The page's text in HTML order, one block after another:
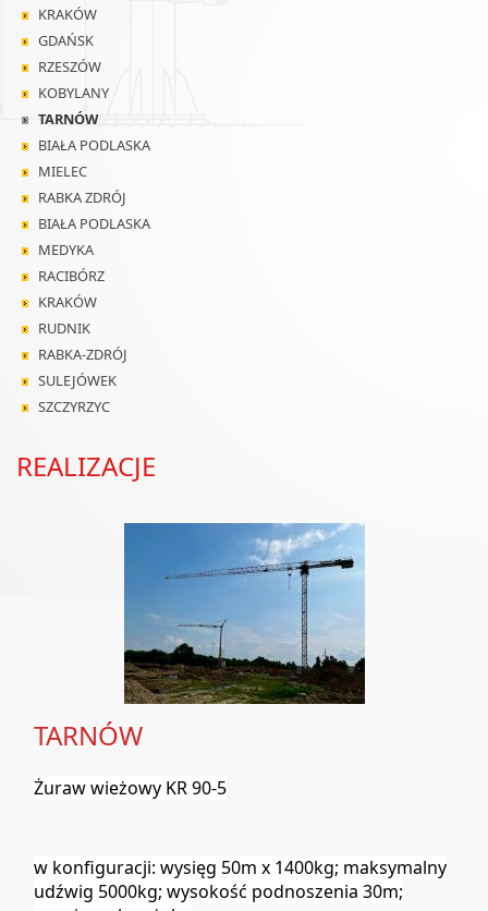
KRAKÓW
GDAŃSK
RZESZÓW
KOBYLANY
TARNÓW
BIAŁA PODLASKA
MIELEC
RABKA ZDRÓJ
BIAŁA PODLASKA
MEDYKA
RACIBÓRZ
KRAKÓW
RUDNIK
RABKA-ZDRÓJ
SULEJÓWEK
SZCZYRZYC
REALIZACJE
TARNÓW
Żuraw wieżowy KR 90-5
w konfiguracji: wysięg 50m x 1400kg; maksymalny
udźwig 5000kg; wysokość podnoszenia 30m;